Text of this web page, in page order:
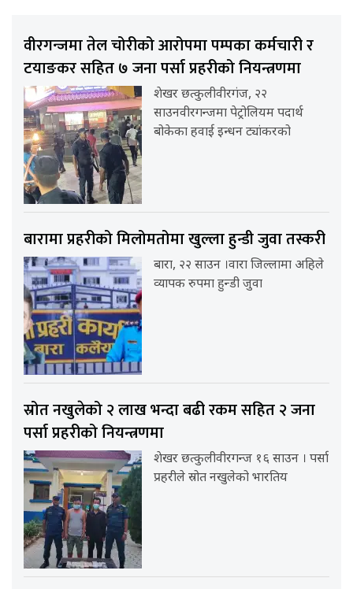
वीरगन्जमा तेल चोरीको आरोपमा पम्पका कर्मचारी र
टयाङकर सहित ७ जना पर्सा प्रहरीको नियन्त्रणमा
शेखर छत्कुलीवीरगंज, २२
साउनवीरगन्जमा पेट्रोलियम पदार्थ
बोकेका हवाई इन्धन ट्यांकरको
बारामा प्रहरीको मिलोमतोमा खुल्ला हुन्डी जुवा तस्करी
बारा, २२ साउन ।वारा जिल्लामा अहिले
व्यापक रुपमा हुन्डी जुवा
स्रोत नखुलेको २ लाख भन्दा बढी रकम सहित २ जना
पर्सा प्रहरीको नियन्त्रणमा
शेखर छत्कुलीवीरगन्ज १६ साउन । पर्सा
प्रहरीले स्रोत नखुलेको भारतिय